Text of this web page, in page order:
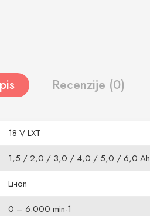
Recenzije (0)
18 V LXT
1,5 / 2,0 / 3,0 / 4,0 / 5,0 / 6,0 Ah
Li-ion
0 – 6.000 min-1